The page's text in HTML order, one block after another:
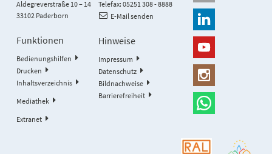
Aldegreverstraße 10 – 14
33102 Paderborn
Telefax: 05251 308 - 8888
E-Mail senden
Funktionen
Bedienungshilfen
Drucken
Inhaltsverzeichnis
Mediathek
Extranet
Hinweise
Impressum
Datenschutz
Bildnachweise
Barrierefreiheit